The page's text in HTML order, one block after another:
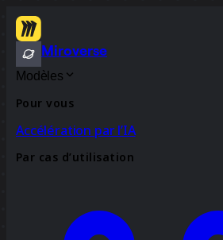
Miroverse
Modèles
Pour vous
Accélération par l’IA
Par cas d’utilisation